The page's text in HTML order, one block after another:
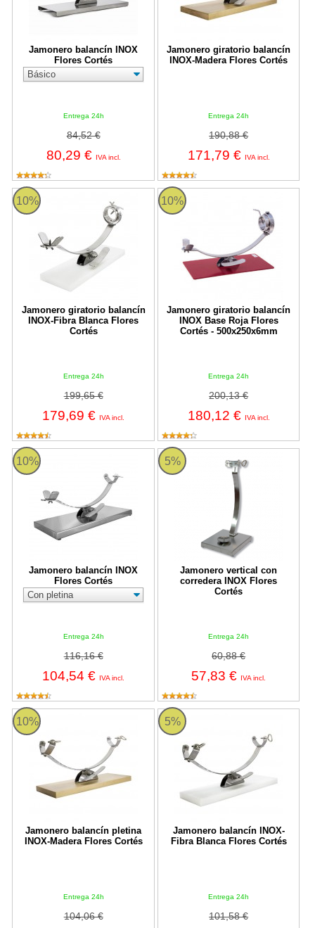
Jamonero balancín INOX
Flores Cortés
Entrega 24h
84,52 €
80,29 € IVA incl.
Jamonero giratorio balancín
INOX-Madera Flores Cortés
Entrega 24h
190,88 €
171,79 € IVA incl.
10%
Jamonero giratorio balancín
INOX-Fibra Blanca Flores
Cortés
Entrega 24h
199,65 €
179,69 € IVA incl.
Jamonero giratorio balancín INOX-Fibra Blanca Flores Cortés
10%
Jamonero giratorio balancín
INOX Base Roja Flores
Cortés - 500x250x6mm
Entrega 24h
200,13 €
180,12 € IVA incl.
Jamonero giratorio balancín
10%
Jamonero balancín INOX
Flores Cortés
Entrega 24h
116,16 €
104,54 € IVA incl.
Jamonero balancín INOX Flores Cortés
5%
Jamonero vertical con
corredera INOX Flores
Cortés
Entrega 24h
60,88 €
57,83 € IVA incl.
Jamonero vertical con corredera
10%
Jamonero balancín pletina
INOX-Madera Flores Cortés
Entrega 24h
104,06 €
Jamonero balancín pletina INOX-Madera Flores Cortés
5%
Jamonero balancín INOX-
Fibra Blanca Flores Cortés
Entrega 24h
101,58 €
Jamonero balancín INOX-Fibra